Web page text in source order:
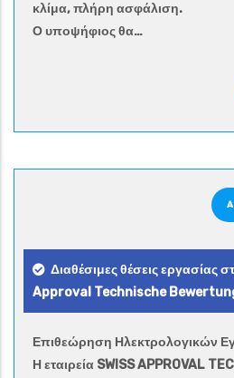
κλίμα, πλήρη ασφάλιση.
Ο υποψήφιος θα…
Διαθέσιμες θέσεις εργασίας
Approval Technische
Επιθεώρηση Ηλεκτρολογικών
Η εταιρεία SWISS APPROVAL